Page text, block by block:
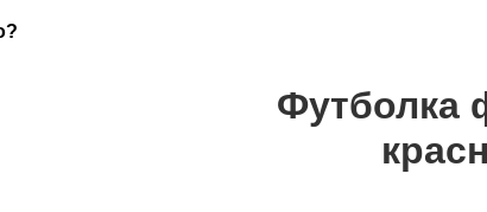
вашего заказа, общая сумма заказа
сумма всех заказов за 6 месяцев - 25.000
Футболка